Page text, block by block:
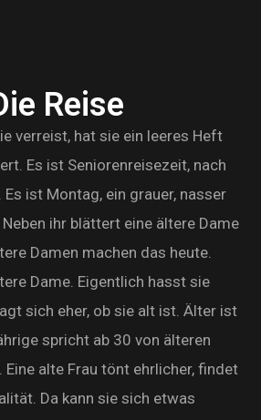
Reise
verreist, hat sie ein leeres Heft
Es ist Seniorenreisezeit, nach
ist Montag, ein grauer, nasser
ihr blättert eine ältere Dame
Damen machen das heute.
Dame. Eigentlich hasst sie
sich eher, ob sie alt ist. Älter ist
spricht ab 30 von älteren
Eine alte Frau tönt ehrlicher, findet
Da kann sie sich etwas